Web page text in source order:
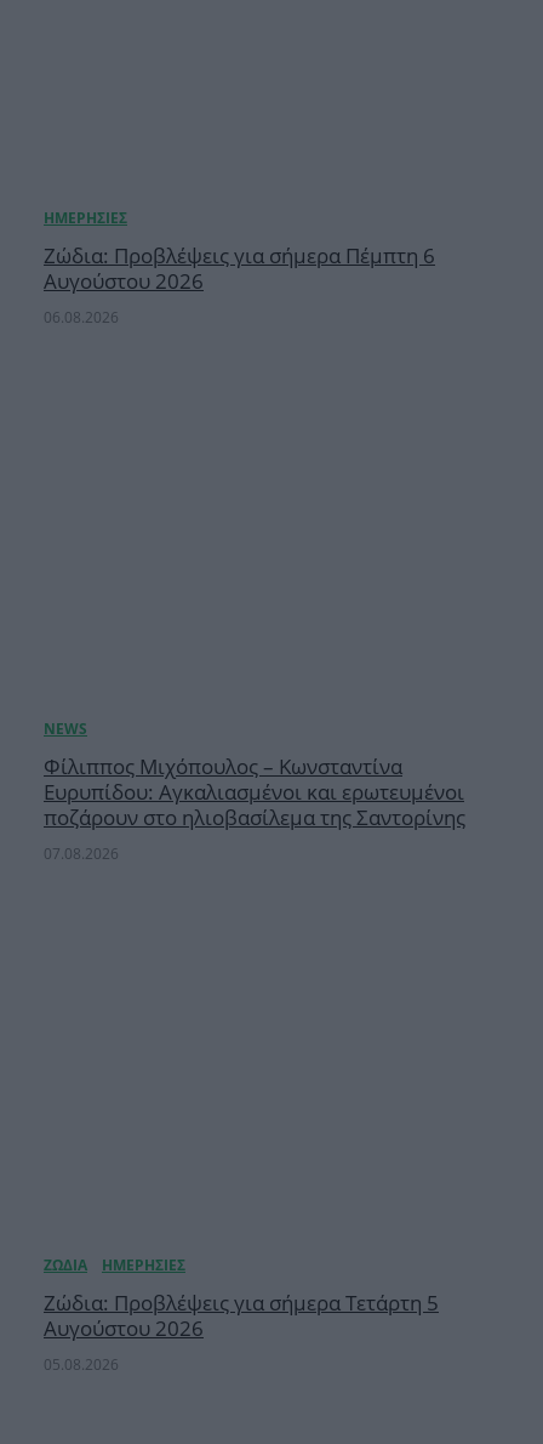
Ζώδια: Προβλέψεις για σήμερα Πέμπτη 6
Αυγούστου 2026
06.08.2026
Φίλιππος Μιχόπουλος – Κωνσταντίνα
Ευρυπίδου: Αγκαλιασμένοι και ερωτευμένοι
ποζάρουν στο ηλιοβασίλεμα της Σαντορίνης
07.08.2026
Ζώδια: Προβλέψεις για σήμερα Τετάρτη 5
Αυγούστου 2026
05.08.2026